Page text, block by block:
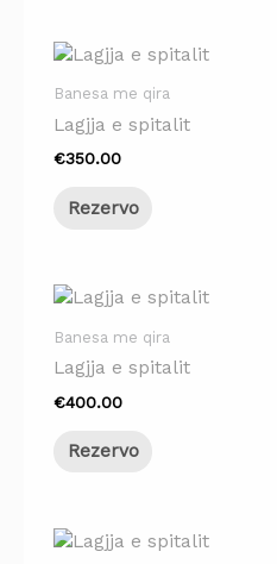
Banesa me qira
Lagjja e spitalit
€350.00
Rezervo
Banesa me qira
Lagjja e spitalit
€400.00
Rezervo